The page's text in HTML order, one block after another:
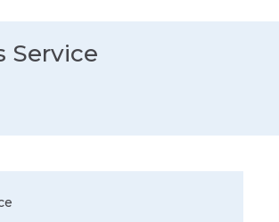
Service